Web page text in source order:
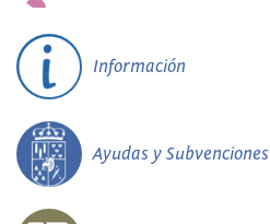
Información
Ayudas y Subvenciones